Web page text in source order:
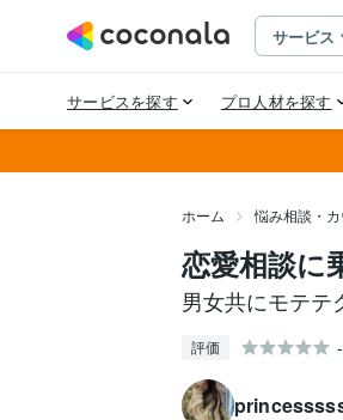
ホーム 悩み相談・
恋愛相談に
男女共にモテテ
評価 -